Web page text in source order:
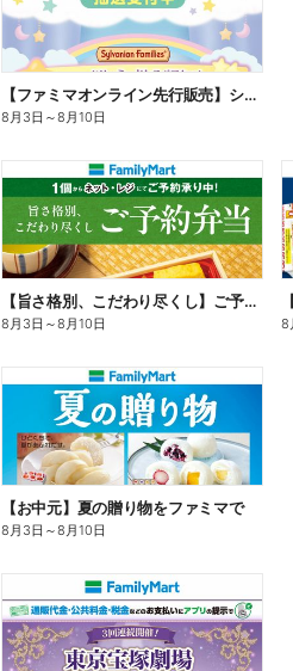
【ファミマオンライン先行販売】シルバニアファミリー
8月3日 ～8月10日
【旨さ格別、こだわり尽くし】ご予約弁当
8月3日 ～8月10日 8
【お中元】夏の贈り物をファミマで
8月3日 ～8月10日